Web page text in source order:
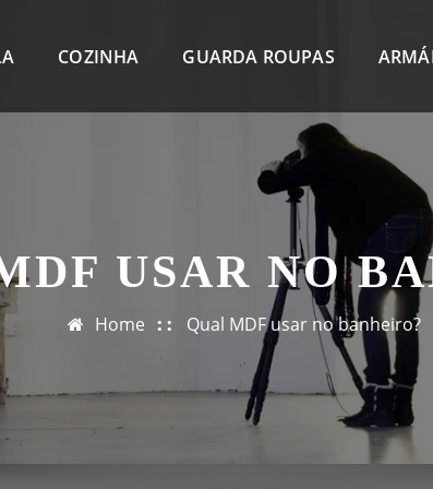
COZINHA GUARDA ROUPAS
USAR NO
Home Qual MDF usar no banheiro?